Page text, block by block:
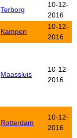
Terborg
10-12-
2016
Kampen
10-12-
2016
Maassluis
10-12-
2016
Rotterdam
10-12-
2016